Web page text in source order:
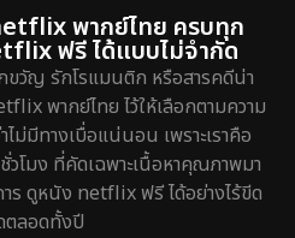
พากย์ไทย ครบทุก
ฟรี ได้แบบไม่จำกัด
ขวัญ รักโรแมนติก หรือสารคดีน่า
พากย์ไทย ไว้ให้เลือกตามความ
ม่มีทางเบื่อแน่นอน เพราะเราคือ
โมง ที่คัดเฉพาะเนื้อหาคุณภาพมา
ดูหนัง netflix ฟรี ได้อย่างไร้ขีด
ตลอดทั้งปี